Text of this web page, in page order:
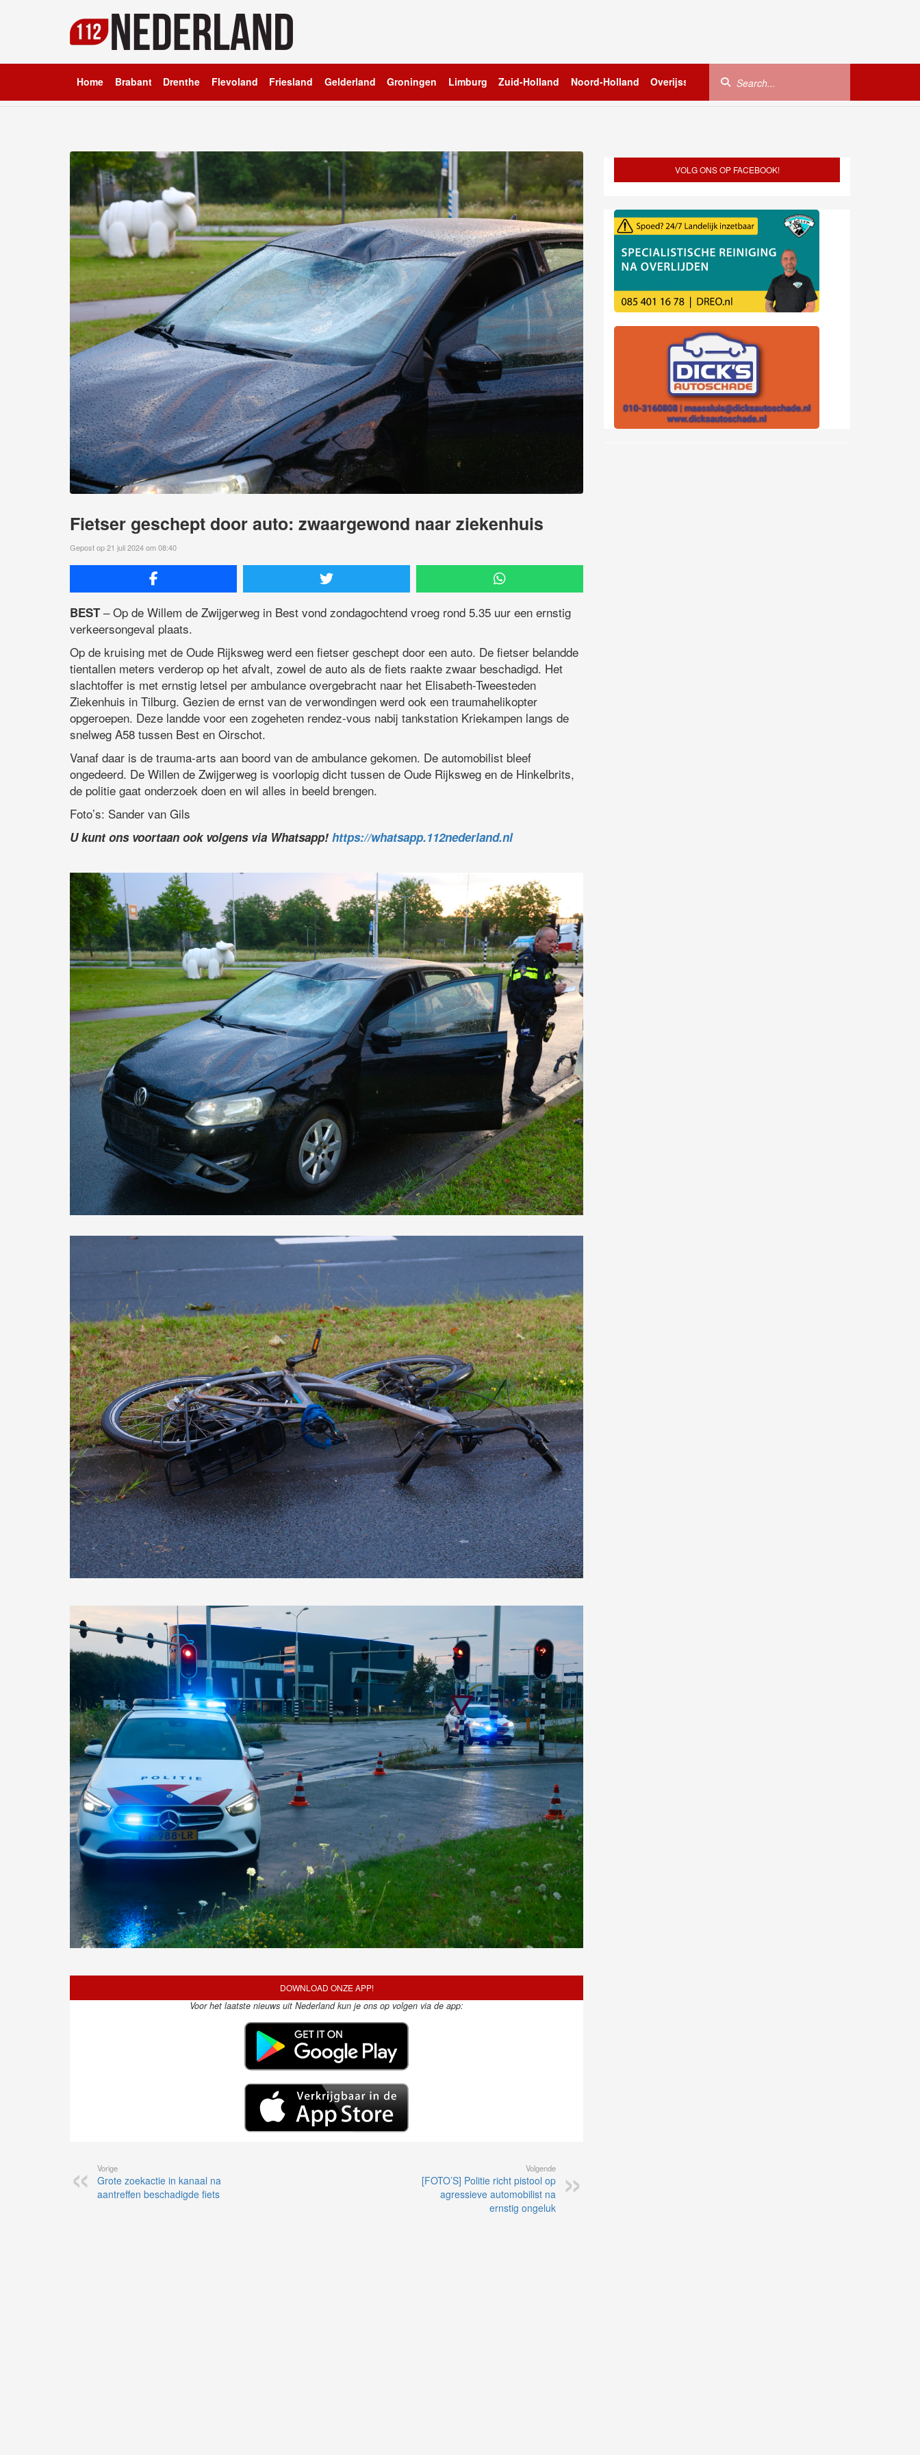
Home Brabant Drenthe Flevoland Friesland Gelderland Groningen Limburg Zuid-Holland Noord-Holland Overijssel Utrecht Zeeland
Fietser geschept door auto: zwaargewond naar ziekenhuis
Gepost op 21 juli 2024 om 08:40
BEST– Op de Willem de Zwijgerweg in Best vond zondagochtend vroeg rond 5.35 uur een ernstig
verkeersongeval plaats.
Op de kruising met de Oude Rijksweg werd een fietser geschept door een auto. De fietser belandde
tientallen meters verderop op het afvalt, zowel de auto als de fiets raakte zwaar beschadigd. Het
slachtoffer is met ernstig letsel per ambulance overgebracht naar het Elisabeth-Tweesteden
Ziekenhuis in Tilburg. Gezien de ernst van de verwondingen werd ook een traumahelikopter
opgeroepen. Deze landde voor een zogeheten rendez-vous nabij tankstation Kriekampen langs de
snelweg A58 tussen Best en Oirschot.
Vanaf daar is de trauma-arts aan boord van de ambulance gekomen. De automobilist bleef
ongedeerd. De Willen de Zwijgerweg is voorlopig dicht tussen de Oude Rijksweg en de Hinkelbrits,
de politie gaat onderzoek doen en wil alles in beeld brengen.
Foto’s: Sander van Gils
U kunt ons voortaan ook volgens via Whatsapp! https://whatsapp.112nederland.nl
DOWNLOAD ONZE APP!
Voor het laatste nieuws uit Nederland kun je ons op volgen via de app:
Vorige
Grote zoekactie in kanaal na
aantreffen beschadigde fiets
Volgende
[FOTO’S] Politie richt pistool op
agressieve automobilist na
ernstig ongeluk
VOLG ONS OP FACEBOOK!